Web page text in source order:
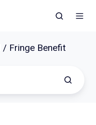
/ Fringe Benefit